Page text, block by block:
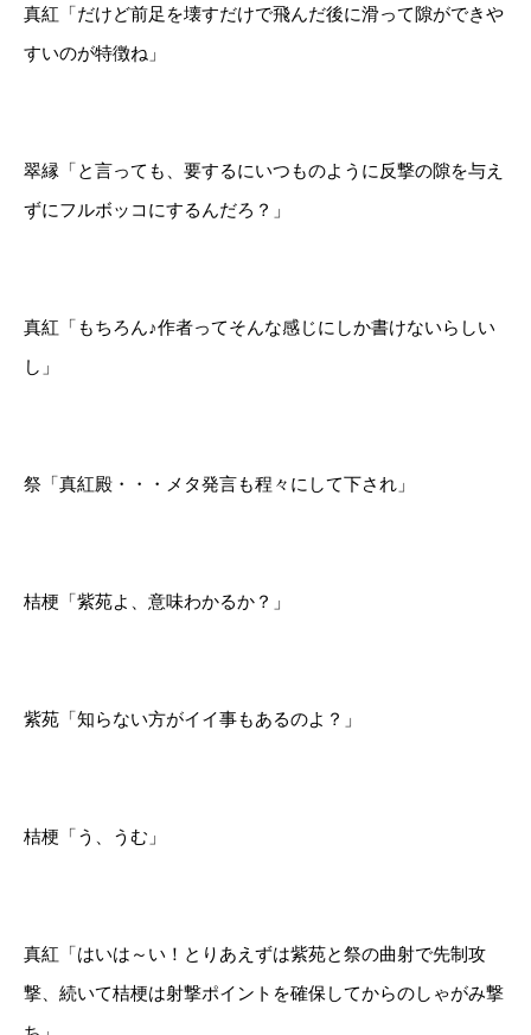
真紅「だけど前足を壊すだけで飛んだ後に滑って隙ができや
すいのが特徴ね」
翠縁「と言っても、要するにいつものように反撃の隙を与え
ずにフルボッコにするんだろ？」
真紅「もちろん♪作者ってそんな感じにしか書けないらしい
し」
祭「真紅殿・・・メタ発言も程々にして下され」
桔梗「紫苑よ、意味わかるか？」
紫苑「知らない方がイイ事もあるのよ？」
桔梗「う、うむ」
真紅「はいは～い！とりあえずは紫苑と祭の曲射で先制攻
撃、続いて桔梗は射撃ポイントを確保してからのしゃがみ撃